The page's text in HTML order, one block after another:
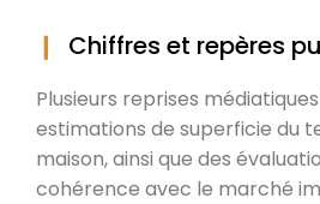
Chiffres et repères
Plusieurs reprises
estimations de superficie du
maison, ainsi que des
cohérence avec le marché